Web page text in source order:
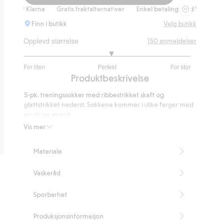
5-pk.
& Klarna Gratis fraktalternativer
Enkel betaling med Vipps &
Finn i butikk
Velg butikk
Opplevd størrelse
For liten Perfekt For stor
av
116
stemmer
150 anmeldelser
Produktbeskrivelse
Vis mer
5-pk. treningssokker med ribbestrikket skaft og
glattstrikket nederst. Sokkene kommer i ulike farger med
Artikkelnummer
Materiale
Vaskeråd
Sporbarhet
Produksjonsinformasjon